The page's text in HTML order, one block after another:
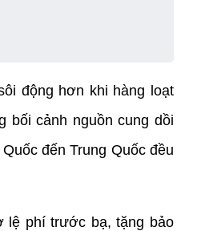
động hơn khi hàng loạt
bối cảnh nguồn cung dồi
đến Trung Quốc đều
lệ phí trước bạ, tặng bảo